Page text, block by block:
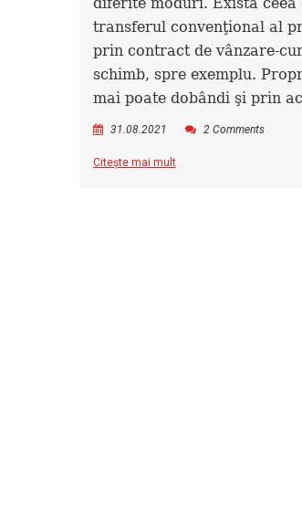
transferul convenţional al
prin contract de vânzare-
schimb, spre exemplu.
mai poate dobândi şi prin
31.08.2021 2 Comments
Citește mai mult